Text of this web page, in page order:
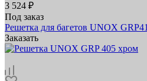
3 524 ₽
Под заказ
Решетка для багетов UNOX
Заказать